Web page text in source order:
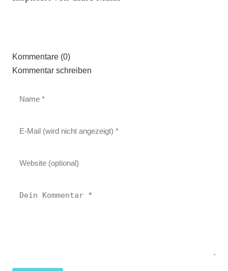
Kommentare (0)
Kommentar schreiben